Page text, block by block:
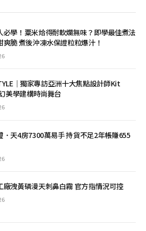
必學！粟米烚得耐軟爛無味？即學最佳煮法
爽脆 煮後沖凍水保證粒粒爆汁！
｜獨家專訪亞洲十大焦點設計師Kit
美學建構時尚舞台
．天4房7300萬易手 持貨不足2年帳賺655
廠洩黃磷漫天刺鼻白霧 官方指情況可控